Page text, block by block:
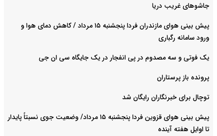
جاشوهای غریب دریا
پیش بینی هوای مازندران فردا پنجشنبه ۱۵ مرداد / کاهش دمای هوا و
ورود سامانه رگباری
یک فوتی و سه مصدوم در پی انفجار در یک جایگاه سی ان جی
پرونده باز پرستاران
توچال برای خبرنگاران رایگان شد
پیش بینی هوای قزوین فردا پنجشنبه ۱۵ مرداد/ وضعیت جوی نسبتاً پایدار
تا اوایل هفته آینده